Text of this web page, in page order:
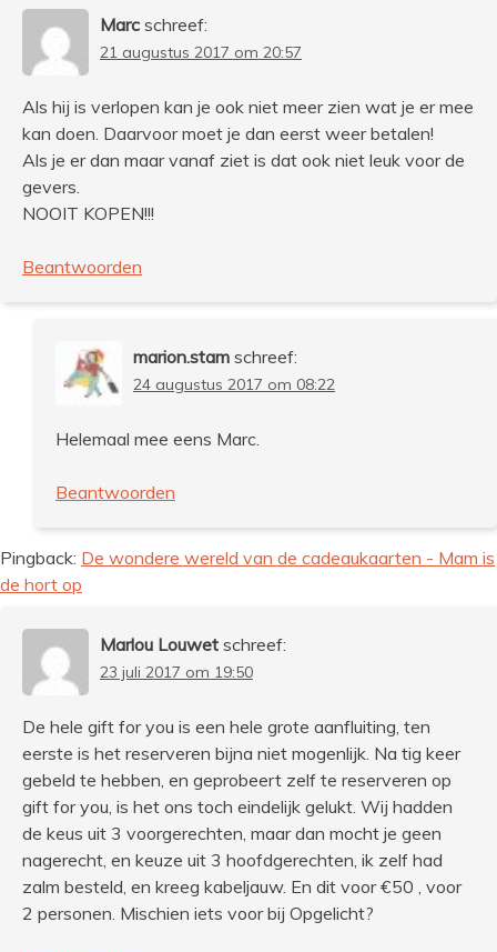
Marc schreef:
21 augustus 2017 om 20:57
Als hij is verlopen kan je ook niet meer zien wat je er mee
kan doen. Daarvoor moet je dan eerst weer betalen!
Als je er dan maar vanaf ziet is dat ook niet leuk voor de
gevers.
NOOIT KOPEN!!!
Beantwoorden
marion.stam schreef:
24 augustus 2017 om 08:22
Helemaal mee eens Marc.
Beantwoorden
Pingback: De wondere wereld van de cadeaukaarten - Mam is
de hort op
Marlou Louwet schreef:
23 juli 2017 om 19:50
De hele gift for you is een hele grote aanfluiting, ten
eerste is het reserveren bijna niet mogenlijk. Na tig keer
gebeld te hebben, en geprobeert zelf te reserveren op
gift for you, is het ons toch eindelijk gelukt. Wij hadden
de keus uit 3 voorgerechten, maar dan mocht je geen
nagerecht, en keuze uit 3 hoofdgerechten, ik zelf had
zalm besteld, en kreeg kabeljauw. En dit voor €50 , voor
2 personen. Mischien iets voor bij Opgelicht?